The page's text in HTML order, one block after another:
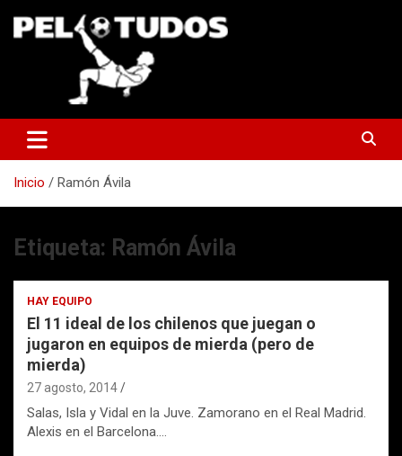
Inicio Ramón Ávila
Etiqueta: Ramón Ávila
HAY EQUIPO
El 11 ideal de los chilenos que juegan o
jugaron en equipos de mierda (pero de
mierda)
27 agosto, 2014
Salas, Isla y Vidal en la Juve. Zamorano en el Real Madrid.
Alexis en el Barcelona.…